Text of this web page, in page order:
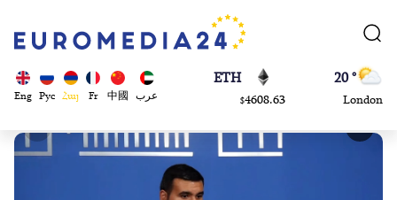
Eng Рус Հայ Fr 中國 عرب
ADA
ETH
$4608.63
213.76
20 °
London
Beijing